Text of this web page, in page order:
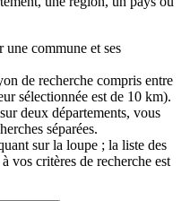
une commune et ses
de recherche compris entre
sélectionnée est de 10 km).
deux départements, vous
séparées.
sur la loupe ; la liste des
vos critères de recherche est